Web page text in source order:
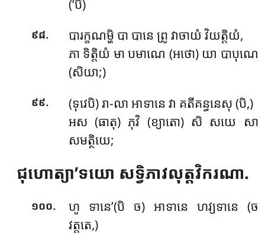
(’បិ)
៩៨.
បារក្ខណម្ហិ បា បានេ ព្រូ វាចាយំ វិយត្តិយំ,
ភា ទិត្តិយំ មា បមាណេ (អថោ) យា បាបុណេ
(សិយា;)
៩៩.
(ទុវេបិ) រា-លា អាទានេ វា គតីគន្ធនេសុ (បិ,)
អស (ធាតុ) ភុវិ (ខ្យាតោ) សិ សយេ សា
សមត្ថិយេ;
ជុហោត្យា’ទយោ សទ្វិភាវលុត្តវិករណា.
១០០.
ហូ ទានេ’(បិ ច) អាទានេ ហវ្យទានេ (ច
វត្តតេ,)